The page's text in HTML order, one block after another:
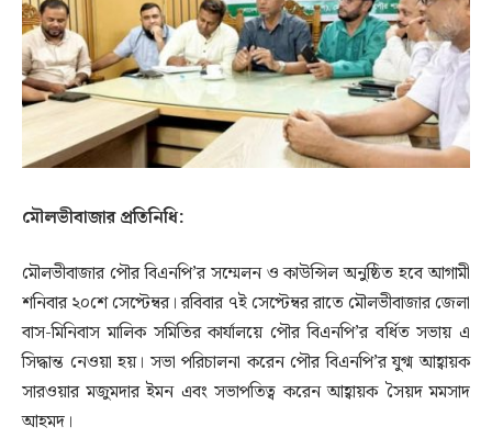
মৌলভীবাজার প্রতিনিধি:
মৌলভীবাজার পৌর বিএনপি’র সম্মেলন ও কাউন্সিল অনুষ্ঠিত হবে আগামী
শনিবার ২০শে সেপ্টেম্বর। রবিবার ৭ই সেপ্টেম্বর রাতে মৌলভীবাজার জেলা
বাস-মিনিবাস মালিক সমিতির কার্যালয়ে পৌর বিএনপি’র বর্ধিত সভায় এ
সিদ্ধান্ত নেওয়া হয়। সভা পরিচালনা করেন পৌর বিএনপি’র যুগ্ম আহ্বায়ক
সারওয়ার মজুমদার ইমন এবং সভাপতিত্ব করেন আহ্বায়ক সৈয়দ মমসাদ
আহমদ।